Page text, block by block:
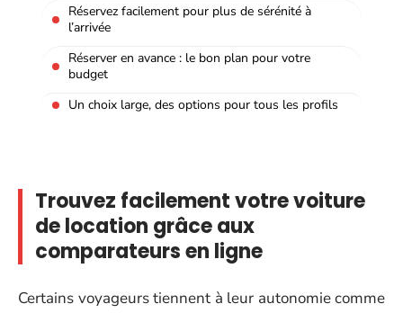
Réservez facilement pour plus de sérénité à
l’arrivée
Réserver en avance : le bon plan pour votre
budget
Un choix large, des options pour tous les profils
Trouvez facilement votre voiture
de location grâce aux
comparateurs en ligne
Certains voyageurs tiennent à leur autonomie comme